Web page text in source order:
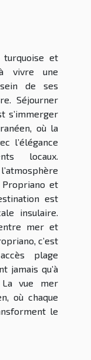
turquoise et
vivre une
de ses
Séjourner
s’immerger
où la
l’élégance
locaux.
Propriano et
est
insulaire.
mer et
c’est
plage
jamais qu’à
vue mer
où chaque
le